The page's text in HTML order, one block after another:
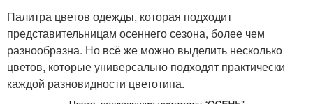
Палитра цветов одежды, которая подходит
представительницам осеннего сезона, более чем
разнообразна. Но всё же можно выделить несколько
цветов, которые универсально подходят практически
каждой разновидности цветотипа.